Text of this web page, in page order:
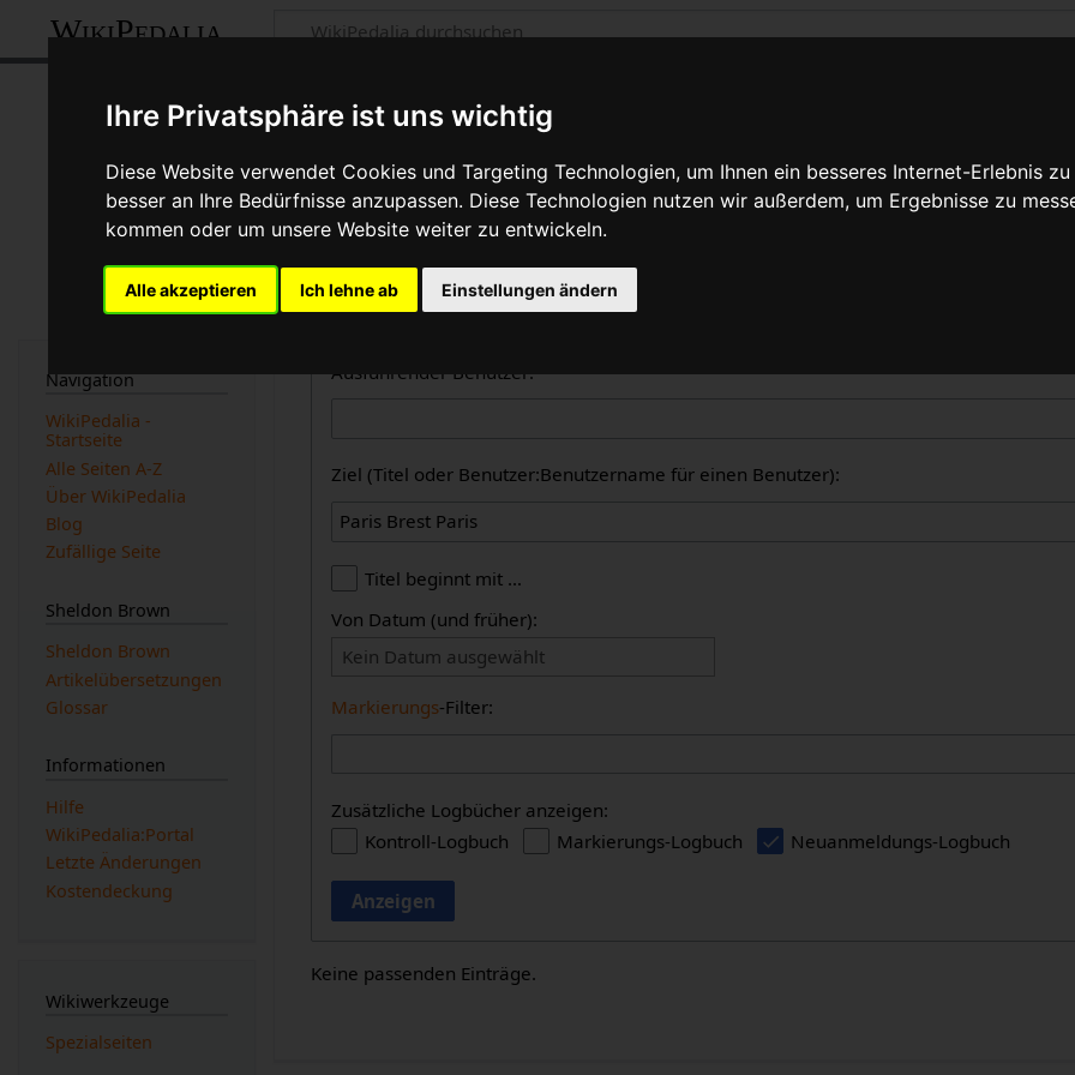
Ihre Privatsphäre ist uns wichtig
Diese Website verwendet Cookies und Targeting Technologien, um Ihnen ein besseres Internet-Erlebnis
besser an Ihre Bedürfnisse anzupassen. Diese Technologien nutzen wir außerdem, um Ergebnisse zu
kommen oder um unsere Website weiter zu entwickeln.
Alle akzeptieren Ich lehne ab Einstellungen ändern
WikiPedalia
Zentrale öffentliche Logbücher
Dies ist die kombinierte Anzeige aller in WikiPedalia geführten Logbücher. Die Ausgabe
des Logbuchtyps, des Benutzers oder des Seitentitels eingeschränkt werden (Groß-/
beachtet werden).
Logbücher
Ausführender Benutzer:
Ziel (Titel oder Benutzer:Benutzername für einen Benutzer):
Titel beginnt mit …
Von Datum (und früher):
Kein Datum ausgewählt
Markierungs-Filter:
Zusätzliche Logbücher anzeigen:
Kontroll-Logbuch
Markierungs-Logbuch Neuanmeldungs-Logbuch
Anzeigen
Keine passenden Einträge.
Navigation
WikiPedalia -
Startseite
Alle Seiten A-Z
Über WikiPedalia
Blog
Zufällige Seite
Sheldon Brown
Sheldon Brown
Artikelübersetzungen
Glossar
Informationen
Hilfe
WikiPedalia:Portal
Letzte Änderungen
Kostendeckung
Wikiwerkzeuge
Spezialseiten